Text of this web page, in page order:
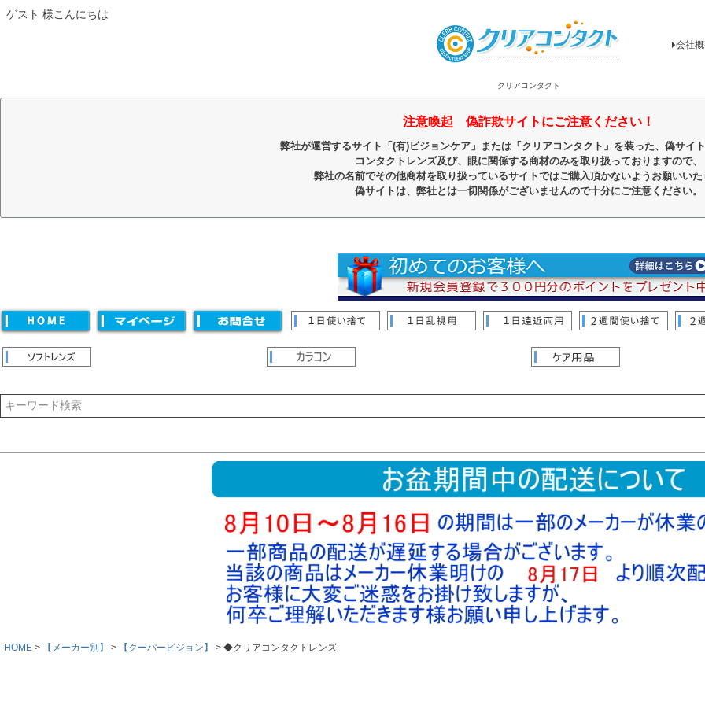
ゲスト 様こんにちは
クリアコンタクト
会社
注意喚起 偽詐欺サイトにご注意ください！
弊社が運営するサイト「(有)ビジョンケア」または「クリアコンタクト」を装った、偽サイ
コンタクトレンズ及び、眼に関係する商材のみを取り扱っておりますので、
弊社の名前でその他商材を取り扱っているサイトではご購入頂かないようお願いい
偽サイトは、弊社とは一切関係がございませんので十分にご注意ください。
並び順
新着順
登録順 価格が安い順 価格が高い順 優先度順
レビュー順
キーワードヒット順
HOME 【メーカー別】 【クーパービジョン】 ◆クリアコンタクトレンズ